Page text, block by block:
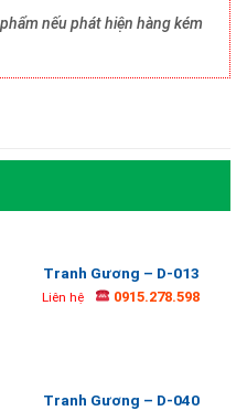
nếu phát hiện hàng kém
Tranh Gương – D-013
Liên hệ 0915.278.598
Tranh Gương – D-040